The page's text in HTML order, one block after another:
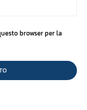
browser per la